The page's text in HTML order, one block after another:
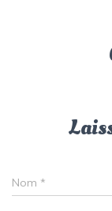
Nom *